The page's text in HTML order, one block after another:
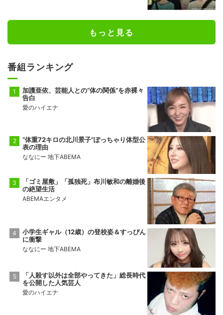
もっと見る
番組ランキング
加護亜依、芸能人との“体の関係”を赤裸々
告白
愛のハイエナ
“体重72キロの北川景子”ぽっちゃり体型公
表の理由
ななにー 地下ABEMA
「ゴミ屋敷」「孤独死」布川敏和の離婚後
の絶望生活
ABEMAエンタメ
小学生ギャル（12歳）の登校姿＆すっぴん
に衝撃
ななにー 地下ABEMA
「人殺す以外は全部やってきた」総長時代
を公開した人気芸人
愛のハイエナ